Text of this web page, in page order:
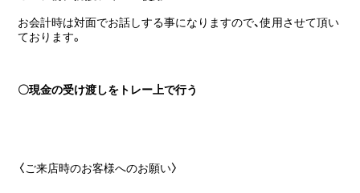
お会計時は対面でお話しする事になりますので、使用させて頂い
ております。
〇現金の受け渡しをトレー上で行う
〈ご来店時のお客様へのお願い〉